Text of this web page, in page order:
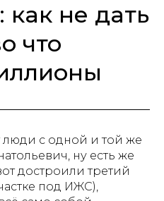
как не дать
что
люди с одной и той же
ну есть же
достроили третий
под ИЖС),